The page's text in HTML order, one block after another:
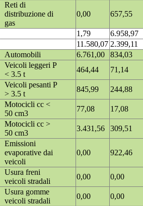
Reti di
distribuzione di
gas
0,00 657,55
1,79
6.958,97
11.580,07 2.399,11
Automobili
6.761,00
834,03
Veicoli leggeri P
< 3.5 t
464,44
71,14
Veicoli pesanti P
> 3.5 t
845,99
244,88
Motocicli cc <
50 cm3
77,08
17,08
Motocicli cc >
50 cm3
3.431,56
309,51
Emissioni
evaporative dai
veicoli
0,00 922,46
Usura freni
veicoli stradali
0,00
0,00
Usura gomme
veicoli stradali
0,00
0,00